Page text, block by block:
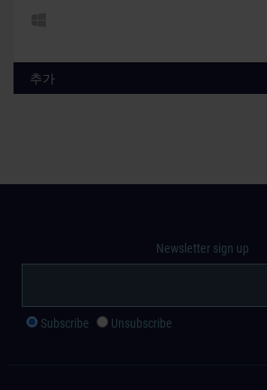
추가
Newsletter sign up
Subscribe Unsubscribe